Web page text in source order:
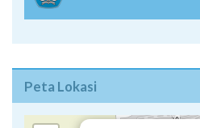
Peta Lokasi